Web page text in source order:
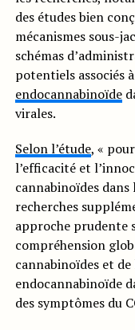
des études bien
mécanismes sous-
schémas
potentiels associés
endocannabinoïde
virales.
Selon l’étude, «
l’efficacité et
cannabinoïdes
recherches
approche prudente
compréhension
cannabinoïdes et
endocannabinoïde
des symptômes du